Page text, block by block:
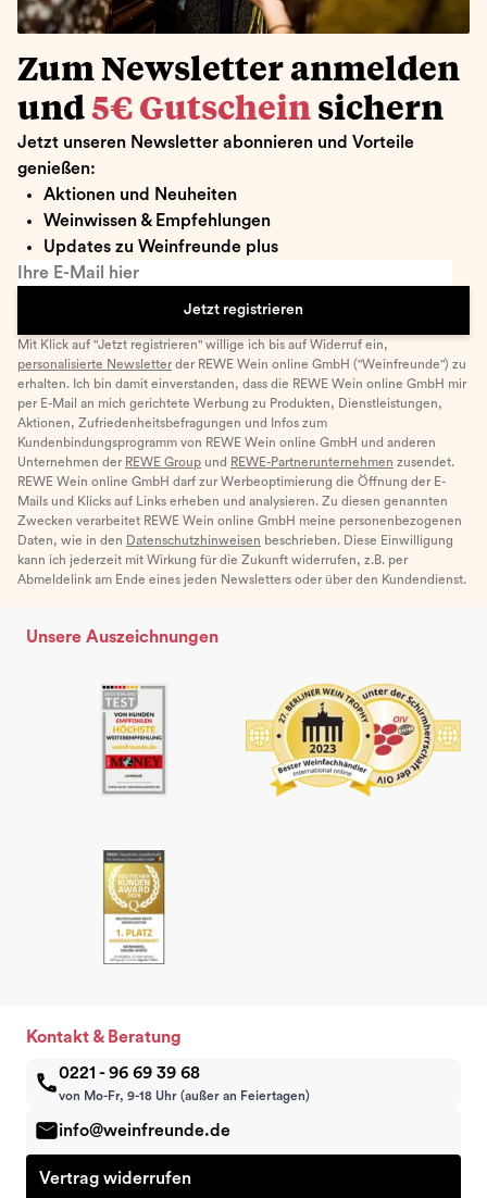
Zum Newsletter anmelden
und 5€ Gutschein sichern
Jetzt unseren Newsletter abonnieren und Vorteile
genießen:
Aktionen und Neuheiten
Weinwissen & Empfehlungen
Updates zu Weinfreunde plus
Ihre E-Mail hier
Jetzt registrieren
Mit Klick auf "Jetzt registrieren" willige ich bis auf Widerruf ein,
personalisierte Newsletter der REWE Wein online GmbH ("Weinfreunde") zu
erhalten. Ich bin damit einverstanden, dass die REWE Wein online GmbH mir
per E-Mail an mich gerichtete Werbung zu Produkten, Dienstleistungen,
Aktionen, Zufriedenheitsbefragungen und Infos zum
Kundenbindungsprogramm von REWE Wein online GmbH und anderen
Unternehmen der REWE Group und REWE-Partnerunternehmen zusendet.
REWE Wein online GmbH darf zur Werbeoptimierung die Öffnung der E-
Mails und Klicks auf Links erheben und analysieren. Zu diesen genannten
Zwecken verarbeitet REWE Wein online GmbH meine personenbezogenen
Daten, wie in den Datenschutzhinweisen beschrieben. Diese Einwilligung
kann ich jederzeit mit Wirkung für die Zukunft widerrufen, z.B. per
Abmeldelink am Ende eines jeden Newsletters oder über den Kundendienst.
Unsere Auszeichnungen
Kontakt & Beratung
0221 - 96 69 39 68
von Mo-Fr, 9-18 Uhr (außer an Feiertagen)
info@weinfreunde.de
Vertrag widerrufen